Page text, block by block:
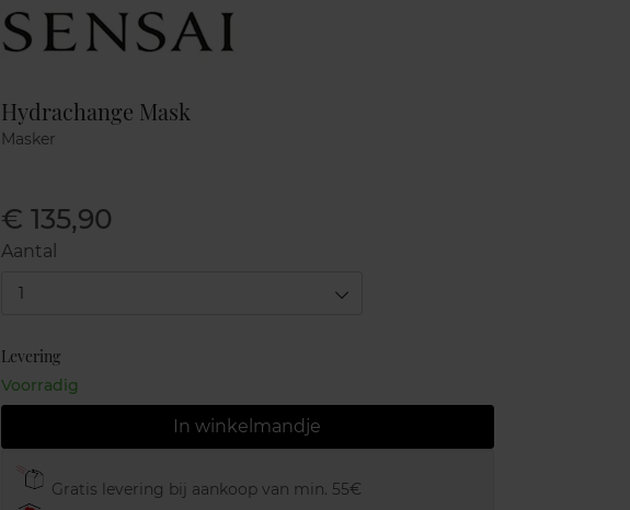
Hydrachange Mask
Masker
€ 135,90
Aantal
1
Levering
Voorradig
In winkelmandje
Gratis levering bij aankoop van min. 55€